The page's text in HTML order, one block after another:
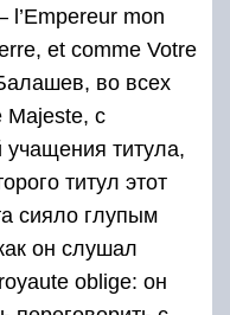
l’Empereur mon
et comme Votre
во всех
Majeste, с
титула,
титул этот
сияло глупым
он слушал
oblige: он